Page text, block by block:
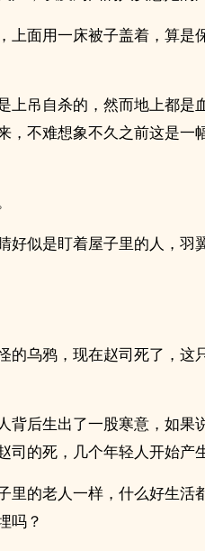
上面用一床被子盖着，算是
上吊自杀的，然而地上都是
，不难想象不久之前这是一
好似是盯着屋子里的人，羽
的乌鸦，现在赵司死了，这
背后生出了一股寒意，如果
的死，几个年轻人开始产
里的老人一样，什么好生活
吗？